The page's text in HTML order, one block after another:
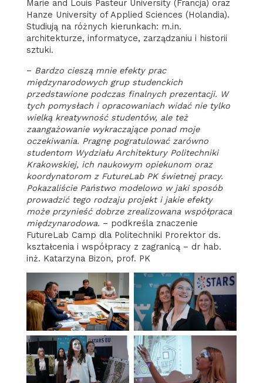
Marie and Louis Pasteur University (Francja) oraz
Hanze University of Applied Sciences (Holandia).
Studiują na różnych kierunkach: m.in.
architekturze, informatyce, zarządzaniu i historii
sztuki.
– Bardzo cieszą mnie efekty prac
międzynarodowych grup studenckich
przedstawione podczas finalnych prezentacji. W
tych pomysłach i opracowaniach widać nie tylko
wielką kreatywność studentów, ale też
zaangażowanie wykraczające ponad moje
oczekiwania. Pragnę pogratulować zarówno
studentom Wydziału Architektury Politechniki
Krakowskiej, ich naukowym opiekunom oraz
koordynatorom z FutureLab PK świetnej pracy.
Pokazaliście Państwo modelowo w jaki sposób
prowadzić tego rodzaju projekt i jakie efekty
może przynieść dobrze zrealizowana współpraca
międzynarodowa. – podkreśla znaczenie
FutureLab Camp dla Politechniki Prorektor ds.
kształcenia i współpracy z zagranicą – dr hab.
inż. Katarzyna Bizon, prof. PK